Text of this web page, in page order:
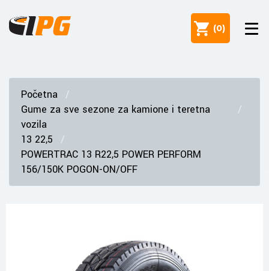
(0)
Početna
Gume za sve sezone za kamione i teretna
vozila
13 22,5
POWERTRAC 13 R22,5 POWER PERFORM
156/150K POGON-ON/OFF